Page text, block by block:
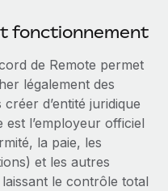
sur les RH à
des
les risques en
fonctionnement
de Remote permet
légalement des
d’entité juridique
l’employeur officiel
la paie, les
et les autres
le contrôle total